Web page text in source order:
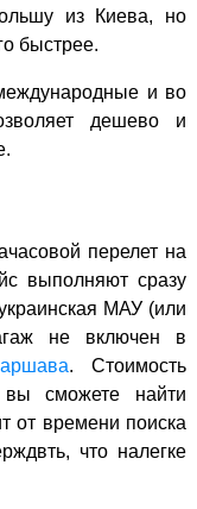
из Киева, но
быстрее.
и во
дешево и
перелет на
выполняют сразу
МАУ (или
не включен в
. Стоимость
сможете найти
от времени поиска
что налегке